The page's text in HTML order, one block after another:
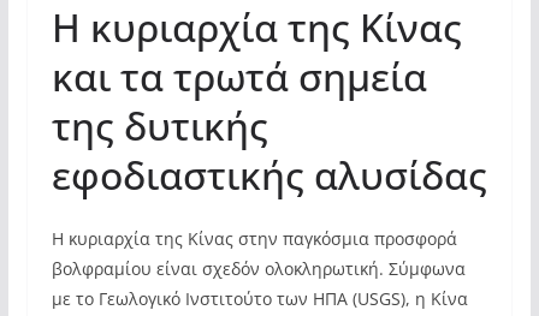
Η κυριαρχία της Κίνας
και τα τρωτά σημεία
της δυτικής
εφοδιαστικής αλυσίδας
Η κυριαρχία της Κίνας στην παγκόσμια προσφορά
βολφραμίου είναι σχεδόν ολοκληρωτική. Σύμφωνα
με το Γεωλογικό Ινστιτούτο των ΗΠΑ (USGS), η Κίνα